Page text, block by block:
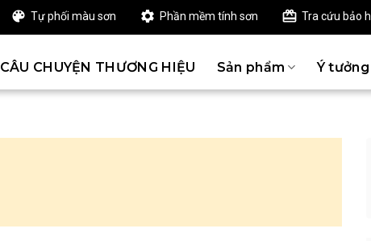
Tự phối màu sơn Phần mềm tính sơn Tra cứu bảo
CÂU CHUYỆN THƯƠNG HIỆU Sản phẩm Ý tưởng